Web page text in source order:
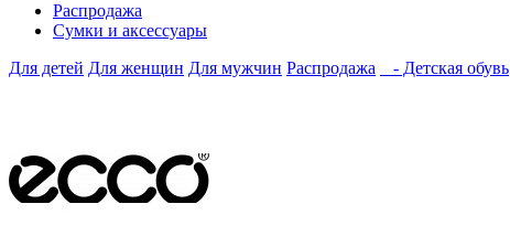
Распродажа
Сумки и аксессуары
Для детей Для женщин Для мужчин Распродажа - Детская обувь